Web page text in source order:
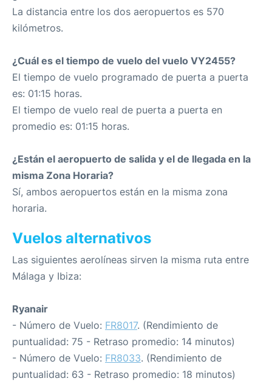
La distancia entre los dos aeropuertos es 570
kilómetros.
¿Cuál es el tiempo de vuelo del vuelo VY2455?
El tiempo de vuelo programado de puerta a puerta
es: 01:15 horas.
El tiempo de vuelo real de puerta a puerta en
promedio es: 01:15 horas.
¿Están el aeropuerto de salida y el de llegada en la
misma Zona Horaria?
Sí, ambos aeropuertos están en la misma zona
horaria.
Vuelos alternativos
Las siguientes aerolíneas sirven la misma ruta entre
Málaga y Ibiza:
Ryanair
- Número de Vuelo: FR8017. (Rendimiento de
puntualidad: 75 - Retraso promedio: 14 minutos)
- Número de Vuelo: FR8033. (Rendimiento de
puntualidad: 63 - Retraso promedio: 18 minutos)